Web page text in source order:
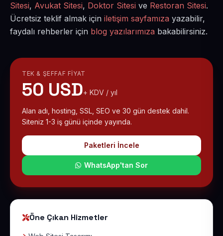
Sitesi, Avukat Sitesi, Doktor Sitesi ve Restoran Sitesi.
Ücretsiz teklif almak için iletişim sayfamıza yazabilir,
faydalı rehberler için blog yazılarımıza bakabilirsiniz.
TEK & ŞEFFAF FIYAT
50 USD+ KDV / yıl
Alan adı, hosting, SSL, SEO ve 30 gün destek dahil.
Siteniz 1-3 iş günü içinde yayında.
Paketleri İncele
WhatsApp'tan Sor
Öne Çıkan Hizmetler